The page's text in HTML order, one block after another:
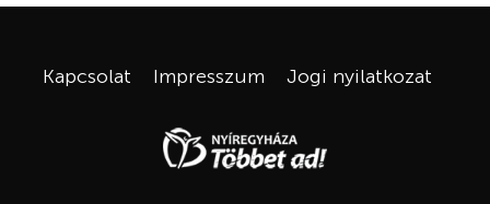
Kapcsolat Impresszum Jogi nyilatkozat